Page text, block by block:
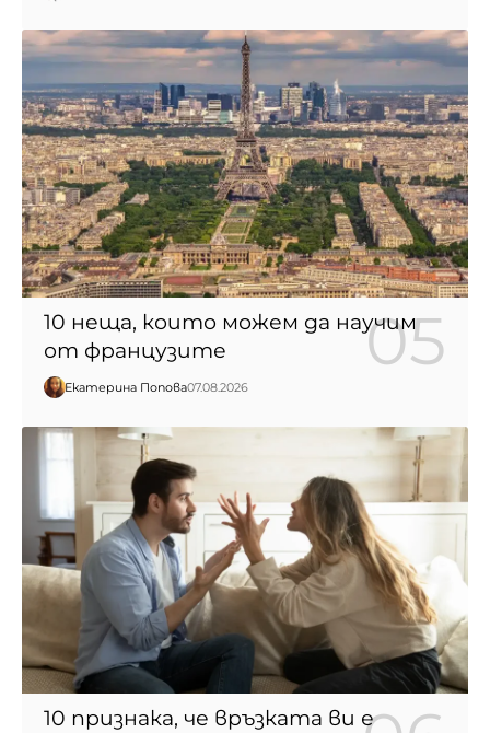
10 неща, които можем да научим
от французите
Екатерина Попова07.08.2026
10 признака, че връзката ви е